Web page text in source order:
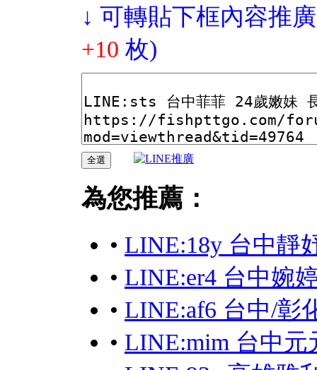
↓ 可轉貼下框內容推
+10 枚)
為您推薦：
• LINE:18y 台中靜
• LINE:er4 台中婉
• LINE:af6 台中/彰
• LINE:mim 台中元